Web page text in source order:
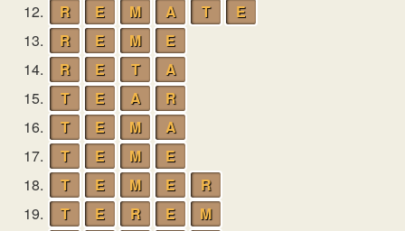
12.
R E M A T
E
13.
R E M
E
14.
R E T
A
15.
T E A
R
16.
T E M
A
17.
T E M
E
18.
T E M E
R
19.
T E R E
M